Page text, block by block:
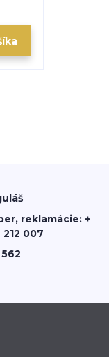
reklamácie: +
212 007